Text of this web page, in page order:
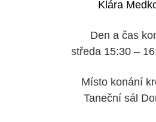
Klára
Den a čas
středa 15:30 –
Místo konání
Taneční sál